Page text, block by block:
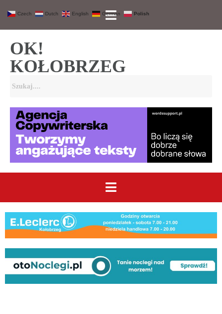
OK!
KOŁOBRZEG
Czech Dutch English German Polish